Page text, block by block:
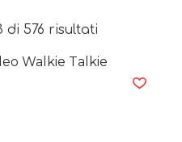
di 576 risultati